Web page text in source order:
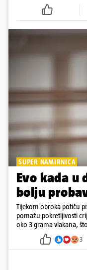
cijepljen protiv virusnih
SUPER NAMIRNICA
Evo kada u
bolju
Tijekom obroka potiču
pomažu pokretljivosti
oko 3 grama vlakana,
3